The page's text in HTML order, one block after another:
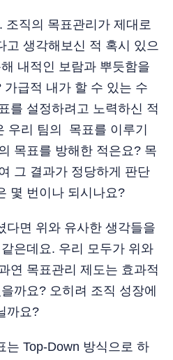
조직의 목표관리가 제대로
고 생각해보신 적 혹시 있으
내적인 보람과 뿌듯함을
급적 내가 할 수 있는 수
를 설정하려고 노력하신 적
우리 팀의 목표를 이루기
목표를 방해한 적은요? 목
그 결과가 정당하게 판단
몇 번이나 되시나요?
다면 위와 유사한 생각들을
은데요. 우리 모두가 위와
연 목표관리 제도는 효과적
까요? 오히려 조직 성장에
까요?
는 Top-Down 방식으로 하